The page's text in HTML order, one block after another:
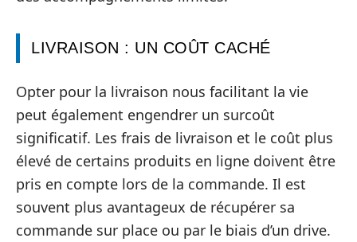
LIVRAISON : UN COÛT CACHÉ
Opter pour la livraison nous facilitant la vie
peut également engendrer un surcoût
significatif. Les frais de livraison et le coût plus
élevé de certains produits en ligne doivent être
pris en compte lors de la commande. Il est
souvent plus avantageux de récupérer sa
commande sur place ou par le biais d’un drive.